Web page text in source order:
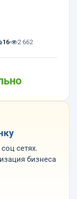
16 2 662
сетях.
бизнеса
с умом и